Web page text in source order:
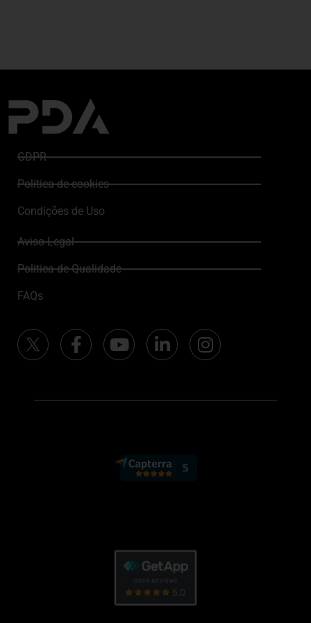
GDPR
Política de cookies
Condições de Uso
Aviso Legal
Politica de Qualidade
FAQs